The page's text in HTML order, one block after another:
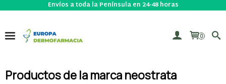
Envíos a toda la Península en 24-48 horas
0
Productos de la marca neostrata